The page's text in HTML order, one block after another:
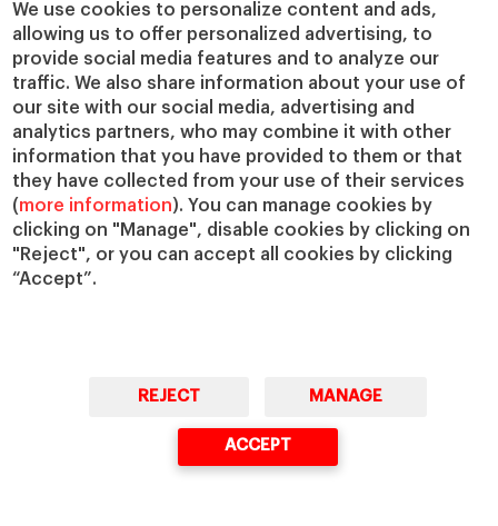
We use cookies to personalize content and ads,
allowing us to offer personalized advertising, to
provide social media features and to analyze our
traffic. We also share information about your use of
our site with our social media, advertising and
analytics partners, who may combine it with other
information that you have provided to them or that
they have collected from your use of their services
(more information). You can manage cookies by
clicking on "Manage", disable cookies by clicking on
"Reject", or you can accept all cookies by clicking
“Accept”.
REJECT MANAGE
ACCEPT